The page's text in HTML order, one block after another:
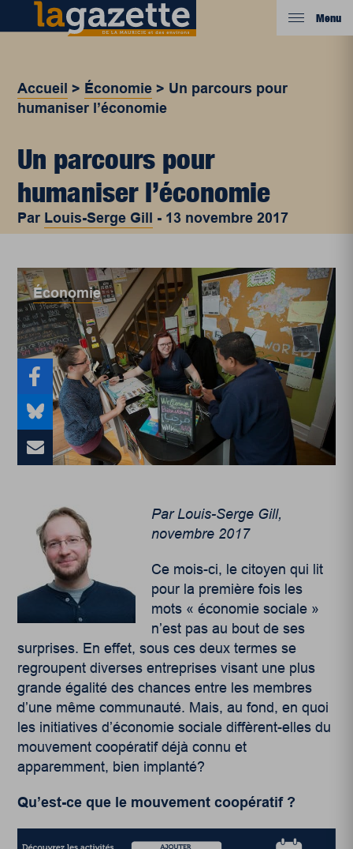
Menu
Accueil > Économie > Un parcours pour
humaniser l’économie
Un parcours pour
humaniser l’économie
Par Louis-Serge Gill - 13 novembre 2017
Économie
Par Louis-Serge Gill,
novembre 2017
Ce mois-ci, le citoyen qui lit
pour la première fois les
mots « économie sociale »
n’est pas au bout de ses
surprises. En effet, sous ces deux termes se
regroupent diverses entreprises visant une plus
grande égalité des chances entre les membres
d’une même communauté. Mais, au fond, en quoi
les initiatives d’économie sociale diffèrent-elles du
mouvement coopératif déjà connu et
apparemment, bien implanté?
Qu’est-ce que le mouvement coopératif ?